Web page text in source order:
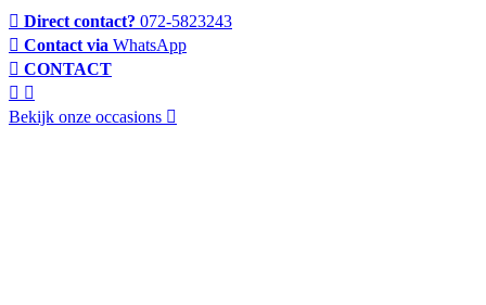
Direct contact? 072-5823243
Contact via WhatsApp
CONTACT
Bekijk onze occasions